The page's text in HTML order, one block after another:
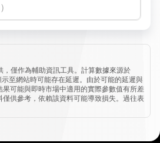
，僅作為輔助資訊工具。計算數據來源於
至網站時可能存在延遲。由於可能的延遲與
可能與即時市場中適用的實際參數值有所差
供參考，依賴該資料可能導致損失。過往表